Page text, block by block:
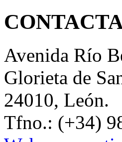
Avenida Río
Glorieta de
24010, León.
Tfno.: (+34)